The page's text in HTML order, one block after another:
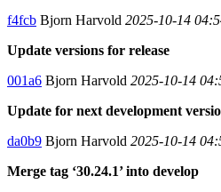
f4fcb Bjorn Harvold 2025-10-14
Update versions for release
001a6 Bjorn Harvold 2025-10-14
Update for next development
da0b9 Bjorn Harvold 2025-10-14
Merge tag ‘30.24.1’ into develop